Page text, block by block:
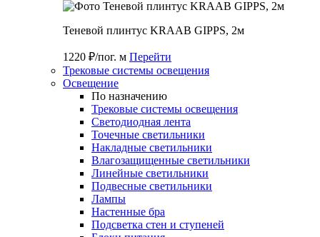
Теневой плинтус KRAAB GIPPS, 2м
1220 ₽/пог. м Перейти
Трековые системы освещения
Освещение
По назначению
Трековые системы освещения
Светодиодная лента
Точечные светильники
Накладные светильники
Влагозащищенные светильники
Линейные светильники
Подвесные светильники
Лампы
Настенные бра
Подсветка стен и ступеней